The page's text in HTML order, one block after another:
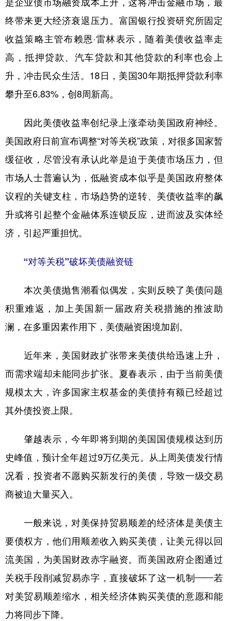
是企业债市场融资成本上升，这将冲击金融市场，最
终带来更大经济衰退压力。富国银行投资研究所固定
收益策略主管布赖恩·雷林表示，随着美债收益率走
高，抵押贷款、汽车贷款和其他贷款的利率也会上
升，冲击民众生活。18日，美国30年期抵押贷款利率
攀升至6.83%，创8周新高。
因此美债收益率创纪录上涨牵动美国政府神经。
美国政府日前宣布调整“对等关税”政策，对很多国家暂
缓征收，尽管没有承认此举是迫于美债市场压力，但
市场人士普遍认为，低融资成本似乎是美国政府整体
议程的关键支柱，市场趋势的逆转、美债收益率的飙
升或将引起整个金融体系连锁反应，进而波及实体经
济，引起严重担忧。
“对等关税”破坏美债融资链
本次美债抛售潮看似偶发，实则反映了美债问题
积重难返，加上美国新一届政府关税措施的推波助
澜，在多重因素作用下，美债融资困境加剧。
近年来，美国财政扩张带来美债供给迅速上升，
而需求端却未能同步扩张。夏春表示，由于当前美债
规模太大，许多国家主权基金的美债持有额已经超过
其外债投资上限。
肇越表示，今年即将到期的美国国债规模达到历
史峰值，预计全年超过9万亿美元。从上周美债发行情
况看，投资者不愿购买新发行的美债，导致一级交易
商被迫大量买入。
一般来说，对美保持贸易顺差的经济体是美债主
要债权方，他们用顺差收入购买美债，让美元得以回
流美国，为美国财政赤字融资。而美国政府企图通过
关税手段削减贸易赤字，直接破坏了这一机制——若
对美贸易顺差缩水，相关经济体购买美债的意愿和能
力将同步下降。